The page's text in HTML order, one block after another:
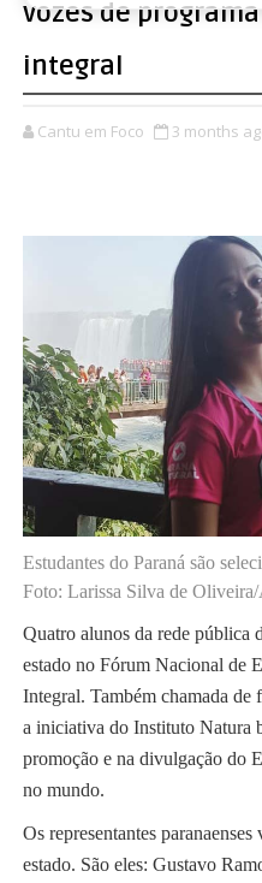
vozes de
integral
Cantu em Foco 3 months
Estudantes do Paraná são
Foto: Larissa Silva de
Quatro alunos da rede pública
estado no Fórum Nacional de
Integral. Também chamada de
a iniciativa do Instituto Natura
promoção e na divulgação do
no mundo.
Os representantes
estado. São eles: Gustavo